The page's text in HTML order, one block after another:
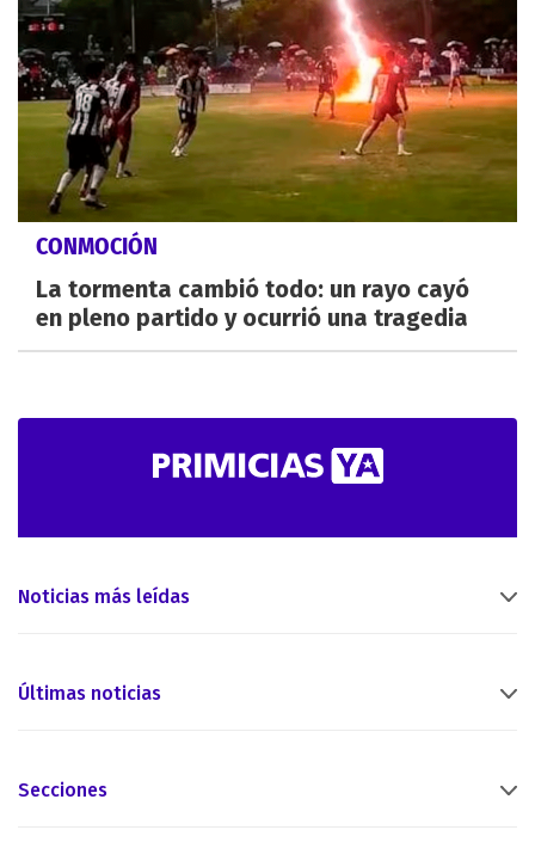
CONMOCIÓN
La tormenta cambió todo: un rayo cayó
en pleno partido y ocurrió una tragedia
Noticias más leídas
Últimas noticias
Secciones